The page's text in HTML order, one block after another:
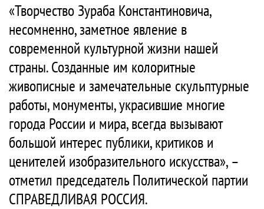
«Творчество Зураба Константиновича,
несомненно, заметное явление в
современной культурной жизни нашей
страны. Созданные им колоритные
живописные и замечательные скульптурные
работы, монументы, украсившие многие
города России и мира, всегда вызывают
большой интерес публики, критиков и
ценителей изобразительного искусства», –
отметил председатель Политической партии
СПРАВЕДЛИВАЯ РОССИЯ.